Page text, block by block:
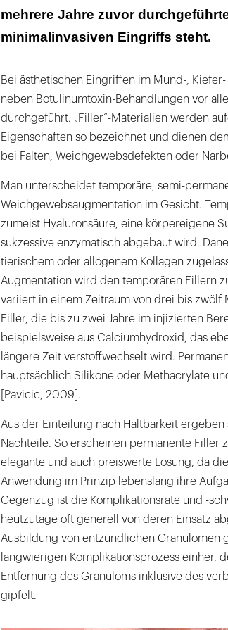
mehrere Jahre zuvor
minimalinvasiven Eingriffs steht.
Bei ästhetischen Eingriffen im Mund-,
neben Botulinumtoxin-Behandlungen vor
durchgeführt. „Filler“-Materialien werden
Eigenschaften so bezeichnet und dienen
bei Falten, Weichgewebsdefekten oder
Man unterscheidet temporäre, semi-
Weichgewebsaugmentation im Gesicht.
zumeist Hyaluronsäure, eine körpereigene
sukzessive enzymatisch abgebaut wird.
tierischem oder allogenem Kollagen
Augmentation wird den temporären Fillern
variiert in einem Zeitraum von drei bis zwölf
Filler, die bis zu zwei Jahre im injizierten
beispielsweise aus Calciumhydroxid, das
längere Zeit verstoffwechselt wird.
hauptsächlich Silikone oder Methacrylate
[Pavicic, 2009].
Aus der Einteilung nach Haltbarkeit
Nachteile. So erscheinen permanente Filler
elegante und auch preiswerte Lösung, da
Anwendung im Prinzip lebenslang ihre
Gegenzug ist die Komplikationsrate und -
heutzutage oft generell von deren Einsatz
Ausbildung von entzündlichen Granulomen
langwierigen Komplikationsprozess einher,
Entfernung des Granuloms inklusive des
gipfelt.